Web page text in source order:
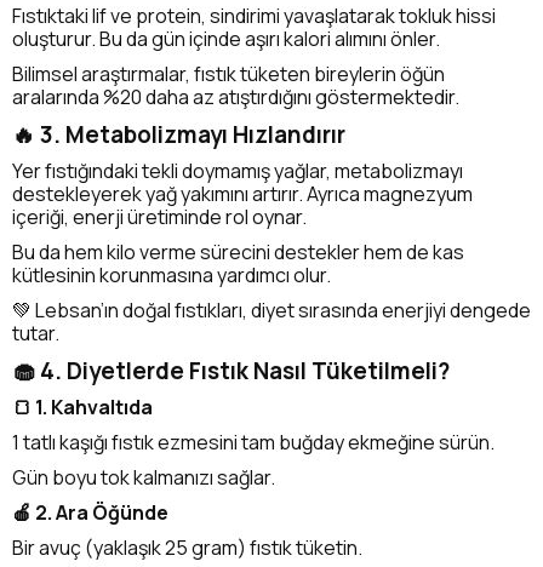
Fıstıktaki lif ve protein, sindirimi yavaşlatarak tokluk hissi
oluşturur. Bu da gün içinde aşırı kalori alımını önler.
Bilimsel araştırmalar, fıstık tüketen bireylerin öğün
aralarında %20 daha az atıştırdığını göstermektedir.
🔥 3. Metabolizmayı Hızlandırır
Yer fıstığındaki tekli doymamış yağlar, metabolizmayı
destekleyerek yağ yakımını artırır. Ayrıca magnezyum
içeriği, enerji üretiminde rol oynar.
Bu da hem kilo verme sürecini destekler hem de kas
kütlesinin korunmasına yardımcı olur.
💚 Lebsan’ın doğal fıstıkları, diyet sırasında enerjiyi dengede
tutar.
🧁 4. Diyetlerde Fıstık Nasıl Tüketilmeli?
🍞 1. Kahvaltıda
1 tatlı kaşığı fıstık ezmesini tam buğday ekmeğine sürün.
Gün boyu tok kalmanızı sağlar.
🍎 2. Ara Öğünde
Bir avuç (yaklaşık 25 gram) fıstık tüketin.